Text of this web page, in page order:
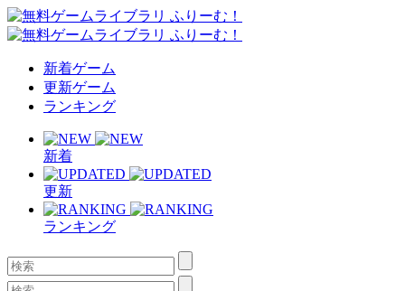
新着ゲーム
更新ゲーム
ランキング
新着
更新
ランキング